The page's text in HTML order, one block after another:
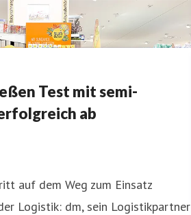
Test mit semi-
ab
auf dem Weg zum Einsatz
Logistik: dm, sein Logistikpartner